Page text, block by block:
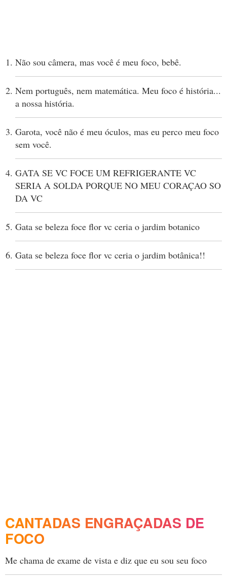
Não sou câmera, mas você é meu foco, bebê.
Nem português, nem matemática. Meu foco é história...
a nossa história.
Garota, você não é meu óculos, mas eu perco meu foco
sem você.
GATA SE VC FOCE UM REFRIGERANTE VC
SERIA A SOLDA PORQUE NO MEU CORAÇAO SO
DA VC
Gata se beleza foce flor vc ceria o jardim botanico
Gata se beleza foce flor vc ceria o jardim botânica!!
CANTADAS ENGRAÇADAS DE
FOCO
Me chama de exame de vista e diz que eu sou seu foco